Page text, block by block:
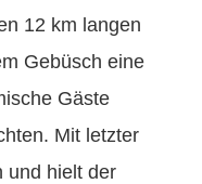
12 km langen
Gebüsch eine
Gäste
Mit letzter
und hielt der